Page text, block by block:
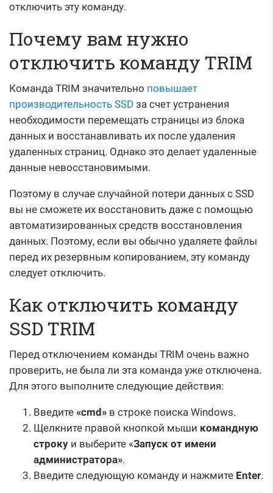
отключить эту команду.
Почему вам нужно
отключить команду TRIM
Команда TRIM значительно повышает
производительность SSD за счет устранения
необходимости перемещать страницы из блока
данных и восстанавливать их после удаления
удаленных страниц. Однако это делает удаленные
данные невосстановимыми.
Поэтому в случае случайной потери данных с SSD
вы не сможете их восстановить даже с помощью
автоматизированных средств восстановления
данных. Поэтому, если вы обычно удаляете файлы
перед их резервным копированием, эту команду
следует отключить.
Как отключить команду
SSD TRIM
Перед отключением команды TRIM очень важно
проверить, не была ли эта команда уже отключена.
Для этого выполните следующие действия:
Введите «cmd» в строке поиска Windows.
Щелкните правой кнопкой мыши командную
строку и выберите «Запуск от имени
администратора».
Введите следующую команду и нажмите Enter.